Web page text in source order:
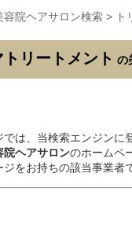
容院ヘアサロン検索 >
トリートメント の
では、当検索エンジンに
院ヘアサロンのホームペ
ジをお持ちの該当事業者